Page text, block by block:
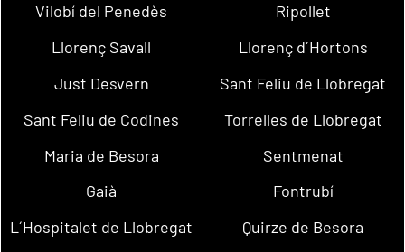
Vilobí del Penedès
Ripollet
Llorenç Savall
Llorenç d´Hortons
Just Desvern
Sant Feliu de Llobregat
Sant Feliu de Codines
Torrelles de Llobregat
Maria de Besora
Sentmenat
Gaià
Fontrubí
L´Hospitalet de Llobregat
Quirze de Besora